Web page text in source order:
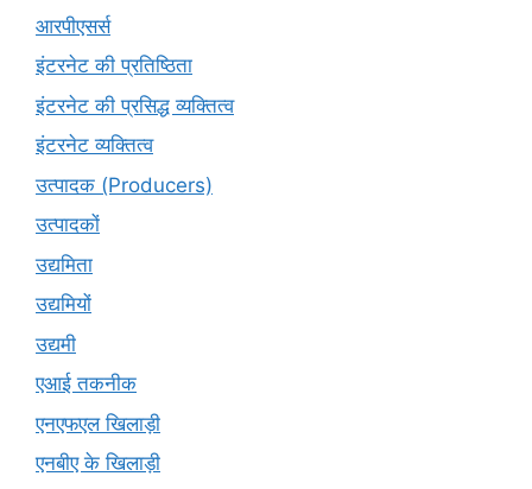
आरपीएसर्स
इंटरनेट की प्रतिष्ठिता
इंटरनेट की प्रसिद्ध व्यक्तित्व
इंटरनेट व्यक्तित्व
उत्पादक (Producers)
उत्पादकों
उद्यमिता
उद्यमियों
उद्यमी
एआई तकनीक
एनएफएल खिलाड़ी
एनबीए के खिलाड़ी